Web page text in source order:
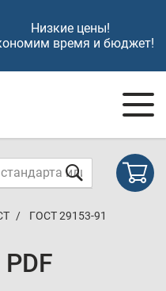
Низкие цены!
время и бюджет!
ГОСТ 29153-91